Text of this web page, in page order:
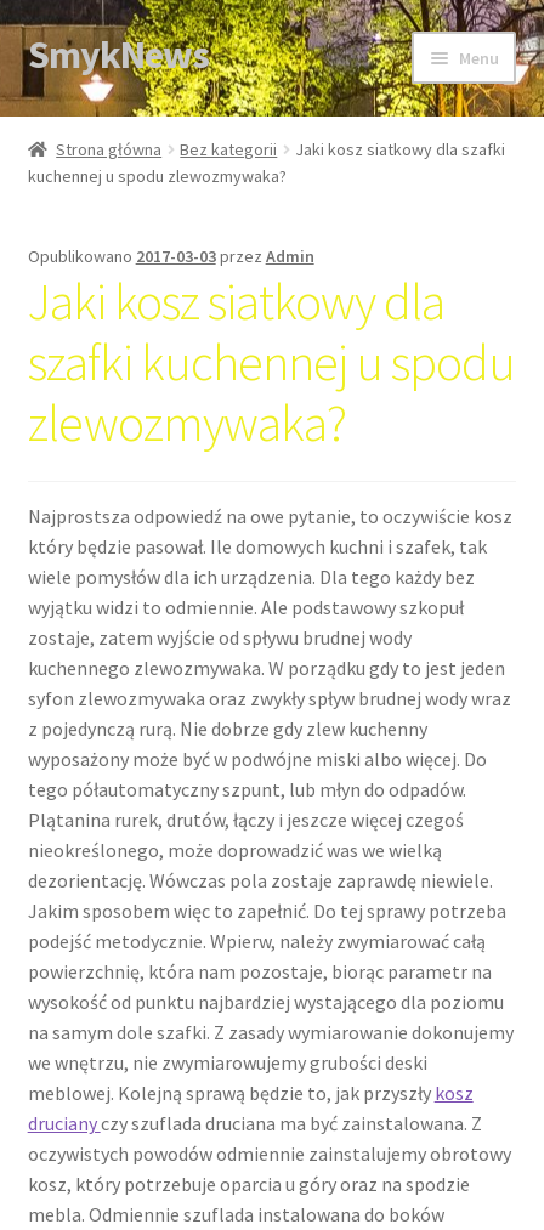
Przejdź
do
nawigacji
Przejdź
do
treści
SmykNews Menu
Strona główna
Strona główna Bez kategorii
Jaki kosz siatkowy dla szafki
kuchennej u spodu zlewozmywaka?
Opublikowano 2017-03-03przez Admin
Jaki kosz siatkowy dla
szafki kuchennej u spodu
zlewozmywaka?
Najprostsza odpowiedź na owe pytanie, to oczywiście kosz
który będzie pasował. Ile domowych kuchni i szafek, tak
wiele pomysłów dla ich urządzenia. Dla tego każdy bez
wyjątku widzi to odmiennie. Ale podstawowy szkopuł
zostaje, zatem wyjście od spływu brudnej wody
kuchennego zlewozmywaka. W porządku gdy to jest jeden
syfon zlewozmywaka oraz zwykły spływ brudnej wody wraz
z pojedynczą rurą. Nie dobrze gdy zlew kuchenny
wyposażony może być w podwójne miski albo więcej. Do
tego półautomatyczny szpunt, lub młyn do odpadów.
Plątanina rurek, drutów, łączy i jeszcze więcej czegoś
nieokreślonego, może doprowadzić was we wielką
dezorientację. Wówczas pola zostaje zaprawdę niewiele.
Jakim sposobem więc to zapełnić. Do tej sprawy potrzeba
podejść metodycznie. Wpierw, należy zwymiarować całą
powierzchnię, która nam pozostaje, biorąc parametr na
wysokość od punktu najbardziej wystającego dla poziomu
na samym dole szafki. Z zasady wymiarowanie dokonujemy
we wnętrzu, nie zwymiarowujemy grubości deski
meblowej. Kolejną sprawą będzie to, jak przyszły kosz
drucianyczy szuflada druciana ma być zainstalowana. Z
oczywistych powodów odmiennie zainstalujemy obrotowy
kosz, który potrzebuje oparcia u góry oraz na spodzie
mebla. Odmiennie szuflada instalowana do boków